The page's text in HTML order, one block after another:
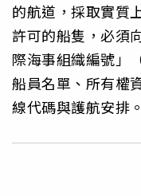
的航道，採取實質
許可的船隻，必須
際海事組織編號」
船員名單、所有權
線代碼與護航安排。